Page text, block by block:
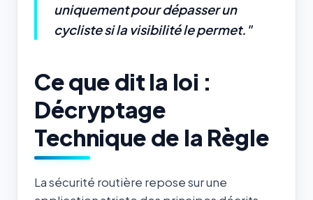
uniquement pour dépasser un
cycliste si la visibilité le permet."
Ce que dit la loi :
Décryptage
Technique de la Règle
La sécurité routière repose sur une